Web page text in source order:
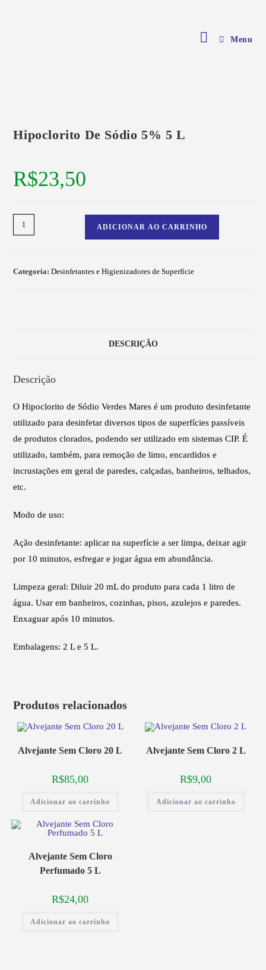
Menu
Hipoclorito De Sódio 5% 5 L
R$23,50
ADICIONAR AO CARRINHO
Categoria:Desinfetantes e Higienizadores de Superfície
DESCRIÇÃO
Descrição
O Hipoclorito de Sódio Verdes Mares é um produto desinfetante
utilizado para desinfetar diversos tipos de superfícies passíveis
de produtos clorados, podendo ser utilizado em sistemas CIP. É
utilizado, também, para remoção de limo, encardidos e
incrustações em geral de paredes, calçadas, banheiros, telhados,
etc.
Modo de uso:
Ação desinfetante: aplicar na superfície a ser limpa, deixar agir
por 10 minutos, esfregar e jogar água em abundância.
Limpeza geral: Diluir 20 mL do produto para cada 1 litro de
água. Usar em banheiros, cozinhas, pisos, azulejos e paredes.
Enxaguar após 10 minutos.
Embalagens: 2 L e 5 L.
Produtos relacionados
Alvejante Sem Cloro 20 L
R$85,00
Adicionar ao carrinho
Alvejante Sem Cloro 2 L
R$9,00
Adicionar ao carrinho
Alvejante Sem Cloro
Perfumado 5 L
R$24,00
Adicionar ao carrinho